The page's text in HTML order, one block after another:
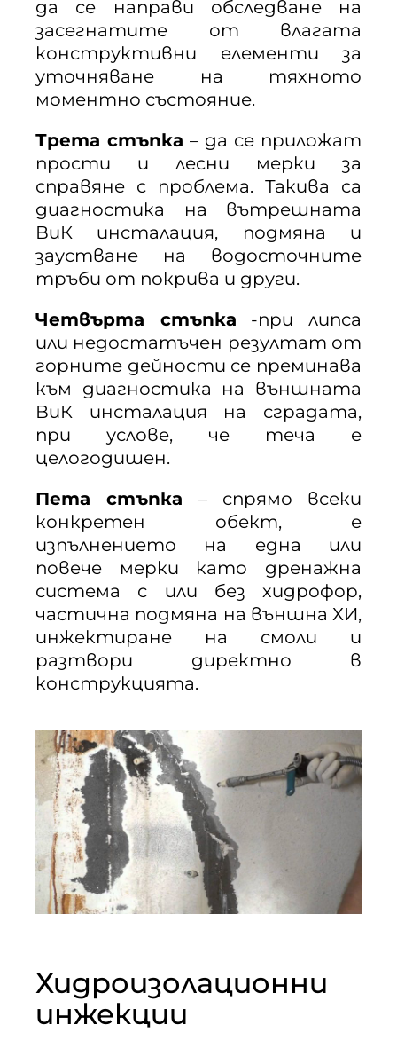
да се направи обследване на
засегнатите от влагата
конструктивни елементи за
уточняване на тяхното
моментно състояние.
Трета стъпка – да се приложат
прости и лесни мерки за
справяне с проблема. Такива са
диагностика на вътрешната
ВиК инсталация, подмяна и
заустване на водосточните
тръби от покрива и други.
Четвърта стъпка -при липса
или недостатъчен резултат от
горните дейности се преминава
към диагностика на външната
ВиК инсталация на сградата,
при услове, че теча е
целогодишен.
Пета стъпка – спрямо всеки
конкретен обект, е
изпълнението на една или
повече мерки като дренажна
система с или без хидрофор,
частична подмяна на външна ХИ,
инжектиране на смоли и
разтвори директно в
конструкцията.
Хидроизолационни
инжекции